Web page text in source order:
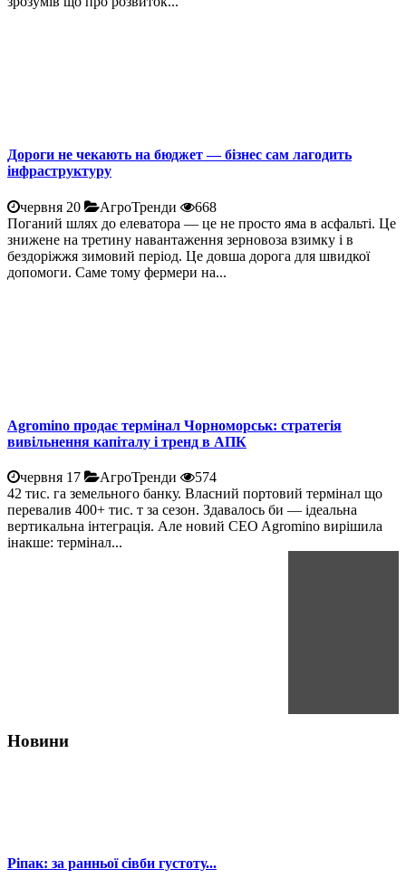
Дороги не чекають на бюджет — бізнес сам лагодить
інфраструктуру
червня 20 АгроТренди
668
Поганий шлях до елеватора — це не просто яма в асфальті. Це
знижене на третину навантаження зерновоза взимку і в
бездоріжжя зимовий період. Це довша дорога для швидкої
допомоги. Саме тому фермери на...
Agromino продає термінал Чорноморськ: стратегія
вивільнення капіталу і тренд в АПК
червня 17 АгроТренди
574
42 тис. га земельного банку. Власний портовий термінал що
перевалив 400+ тис. т за сезон. Здавалось би — ідеальна
вертикальна інтеграція. Але новий CEO Agromino вирішила
інакше: термінал...
Новини
Ріпак: за ранньої сівби густоту...